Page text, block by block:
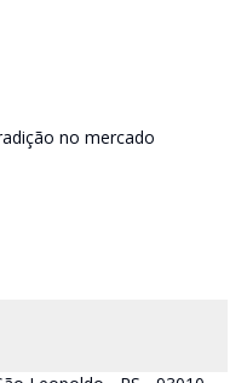
no mercado